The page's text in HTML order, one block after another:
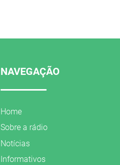
NAVEGAÇÃO
Home
Sobre a rádio
Notícias
Informativos